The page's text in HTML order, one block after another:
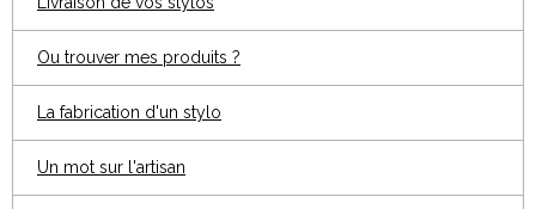
Ou trouver mes produits ?
La fabrication d'un stylo
Un mot sur l'artisan